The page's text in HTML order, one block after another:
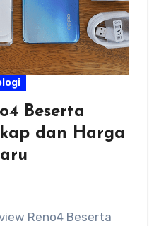
Beserta
dan Harga
Reno4 Beserta